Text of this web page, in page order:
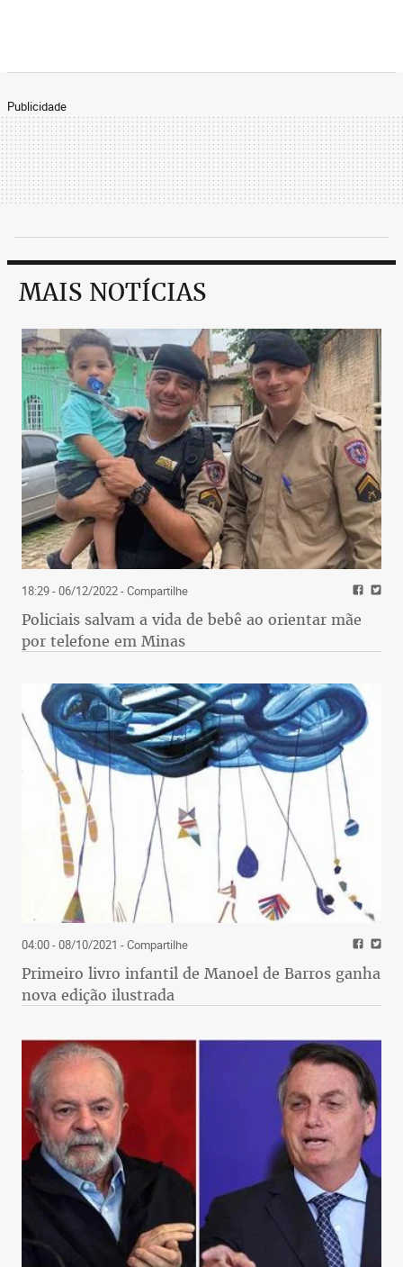
Publicidade
MAIS NOTÍCIAS
18:29 - 06/12/2022- Compartilhe
Policiais salvam a vida de bebê ao orientar mãe
por telefone em Minas
04:00 - 08/10/2021 - Compartilhe
Primeiro livro infantil de Manoel de Barros ganha
nova edição ilustrada